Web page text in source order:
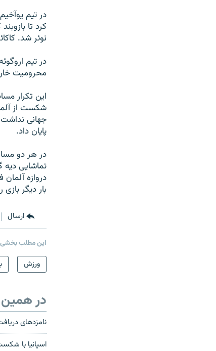
در تيم
کرد تا
نوئر شد.
در تيم
محروميت
شکست از
جهانی
پايان داد.
در هر دو
تماشايی ديه
دروازه
بار ديگر
ارسال
این مطلب بخشی
ورزش
در همین
نامزدهای
اسپانيا با